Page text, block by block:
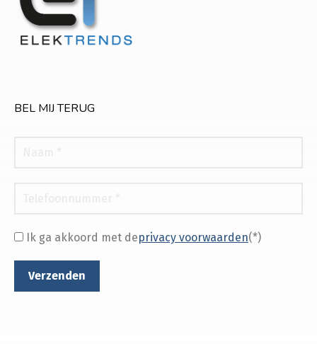
BEL MIJ TERUG
Ik ga akkoord met deprivacy voorwaarden(*)